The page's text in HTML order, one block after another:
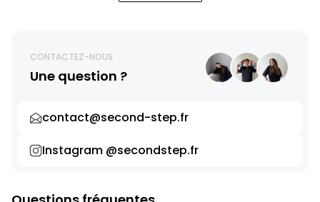
CONTACTEZ-NOUS
Une question ?
contact@second-step.fr
Instagram @secondstep.fr